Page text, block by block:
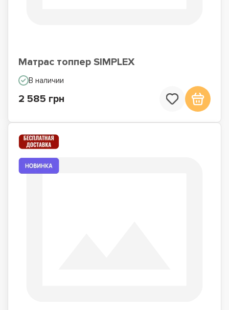
Матрас топпер SIMPLEX
В наличии
2 585 грн